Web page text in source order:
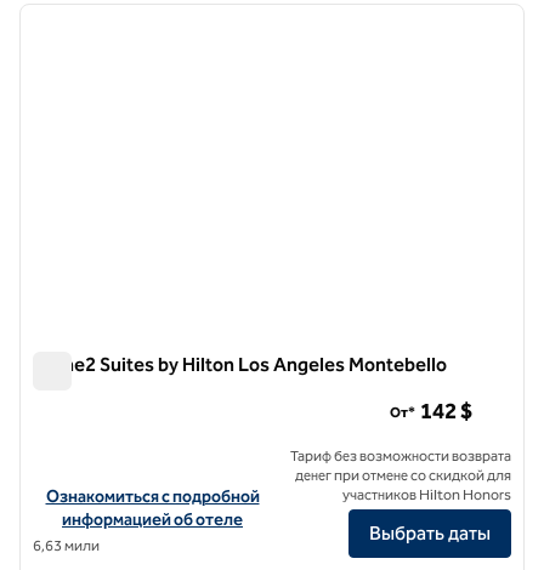
1 из 11
Home2 Suites by Hilton Los Angeles Montebello
Посмотреть информацию об отеле Home2 Suites by Hilton Los
Ознакомиться с подробной
информацией об отеле
6,63 мили
От* 142 $
Тариф без возможности возврата
денег при отмене со скидкой для
участников Hilton Honors
Выбрать даты